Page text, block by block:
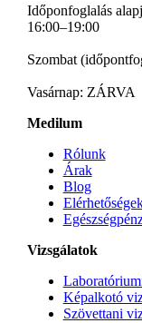
Időponfoglalás
16:00–19:00
Szombat
Vasárnap: ZÁRVA
Medilum
Rólunk
Árak
Blog
Vizsgálatok
Képalkotó
Szövettani